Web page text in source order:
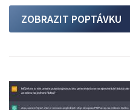
ZOBRAZIT POPTÁVKU